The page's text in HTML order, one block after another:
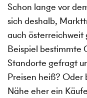
Schon lange vor
sich deshalb,
auch österreichweit
Beispiel bestimmte
Standorte gefragt
Preisen heiß?
Nähe eher ein